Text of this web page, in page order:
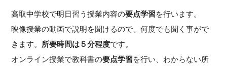
高取中学校で明日習う授業内容の要点学習を行います。
映像授業の動画で説明を聞けるので、何度でも聞く事がで
きます。 所要時間は５分程度です。
オンライン授業で教科書の要点学習を行い、わからない所